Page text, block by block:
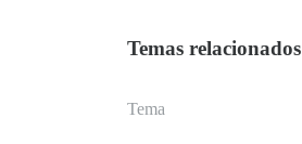
Temas relacionados
Tema